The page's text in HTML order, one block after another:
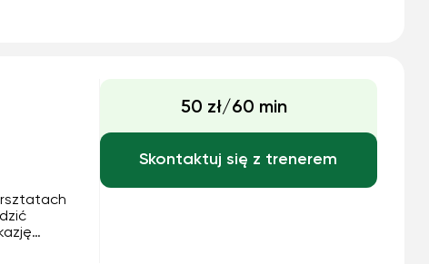
50 zł/60 min
Skontaktuj się z trenerem